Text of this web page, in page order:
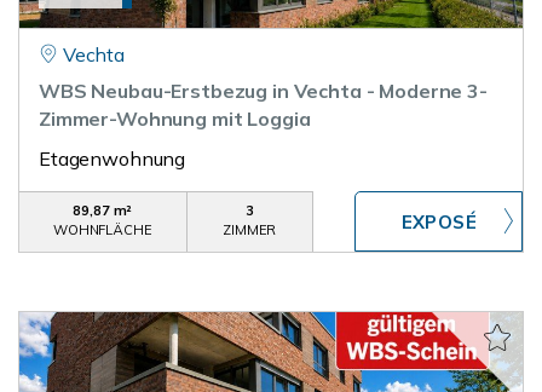
Vechta
WBS Neubau-Erstbezug in Vechta - Moderne 3-
Zimmer-Wohnung mit Loggia
Etagenwohnung
89,87 m²
WOHNFLÄCHE
3
ZIMMER